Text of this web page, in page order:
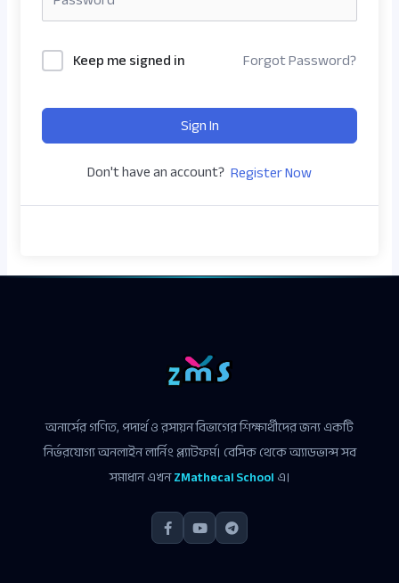
Keep me signed in Forgot Password?
Sign In
Don't have an account? Register Now
অনার্সের গণিত, পদার্থ ও রসায়ন বিভাগের শিক্ষার্থীদের জন্য একটি
নির্ভরযোগ্য অনলাইন লার্নিং প্ল্যাটফর্ম। বেসিক থেকে অ্যাডভান্স সব
সমাধান এখনZMathecal Schoolএ।